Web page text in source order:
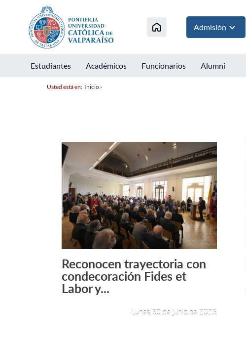
Admisión
Estudiantes Académicos Funcionarios Alumni
Usted está en: Inicio›
Leer más +
Reconocen trayectoria con
condecoración Fides et
Labor y...
Lunes 30 de junio de 2025